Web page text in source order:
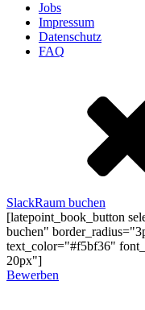
Jobs
Impressum
Datenschutz
FAQ
SlackRaum buchen
[latepoint_book_button
buchen"
text_color="#f5bf36"
20px"]
Bewerben